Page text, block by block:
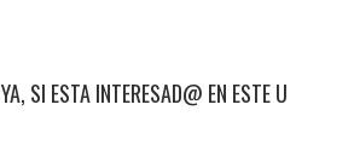
YA, SI ESTA INTERESAD@ EN ESTE U